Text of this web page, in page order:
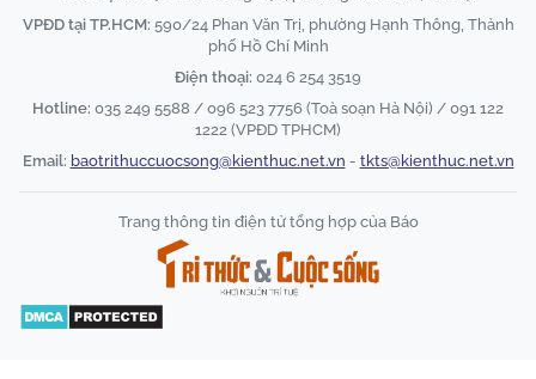
VPĐD tại TP.HCM: 590/24 Phan Văn Trị, phường Hạnh Thông, Thành
phố Hồ Chí Minh
Điện thoại: 024 6 254 3519
Hotline: 035 249 5588 / 096 523 7756 (Toà soạn Hà Nội) / 091 122
1222 (VPĐD TPHCM)
Email: baotrithuccuocsong@kienthuc.net.vn - tkts@kienthuc.net.vn
Trang thông tin điện tử tổng hợp của Báo